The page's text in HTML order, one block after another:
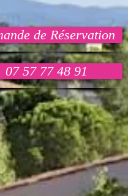
de Réservation
07 57 77 48 91